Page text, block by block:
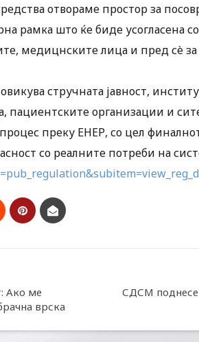
отвораме простор за
рамка што ќе биде усогласена
медицнските лица и пред сè за
стручната јавност,
пациентските организации и
преку ЕНЕР, со цел
со реалните потреби на
Ако ме
врска
СДСМ поднесе